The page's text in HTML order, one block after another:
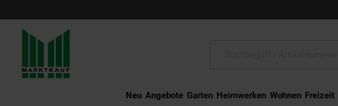
Neu Angebote Garten Heimwerken Wohnen Freizeit